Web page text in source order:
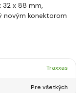
32 x 88 mm,
novým konektorom
Traxxas
Pre všetkých